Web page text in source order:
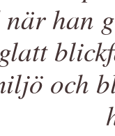
han
och